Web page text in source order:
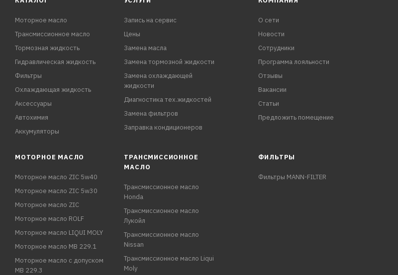
Моторное масло
Трансмиссионное масло
Тормозная жидкость
Гидравлическая жидкость
Фильтры
Охлаждающая жидкость
Аксессуары
Автохимия
Аккумуляторы
Запись на сервис
Цены
Замена масла
Замена тормозной жидкости
Замена охлаждающей
жидкости
Диагностика тех.жидкостей
Замена фильтров
Заправка кондиционеров
О сети
Новости
Сотрудники
Программа лояльности
Отзывы
Вакансии
Статьи
Предложить помещение
МОТОРНОЕ МАСЛО
Моторное масло ZIC 5w40
Моторное масло ZIC 5w30
Моторное масло ZIC
Моторное масло ROLF
Моторное масло LIQUI MOLY
Моторное масло MB 229.1
Моторное масло с допуском
MB 229.3
ТРАНСМИССИОННОЕ
МАСЛО
Трансмиссионное масло
Honda
Трансмиссионное масло
Лукойл
Трансмиссионное масло
Nissan
Трансмиссионное масло Liqui
Moly
ФИЛЬТРЫ
Фильтры MANN-FILTER